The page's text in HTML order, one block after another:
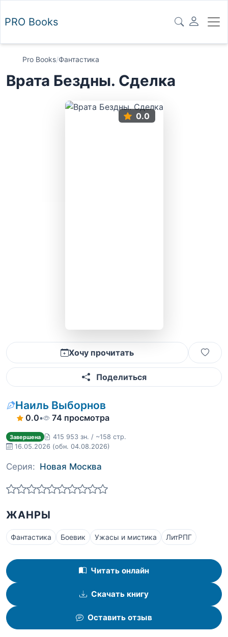
PRO Books
Pro Books/Фантастика
Врата Бездны. Сделка
0.0
Хочу прочитать
Поделиться
Наиль Выборнов
0.0• 74 просмотра
Завершена
415 953 зн. / ~158 стр.
16.05.2026 (обн. 04.08.2026)
Серия: Новая Москва
ЖАНРЫ
Фантастика Боевик Ужасы и мистика ЛитРПГ
Читать онлайн
Скачать книгу
Оставить отзыв